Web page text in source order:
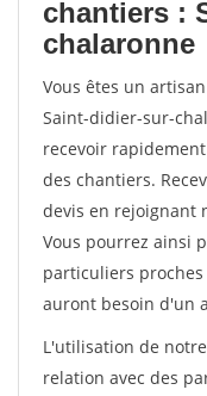
chantiers :
chalaronne
Vous êtes un
Saint-didier-sur-
recevoir
des chantiers.
devis en rejoignant
Vous pourrez ainsi
particuliers
auront besoin d'un
L'utilisation de
relation avec des